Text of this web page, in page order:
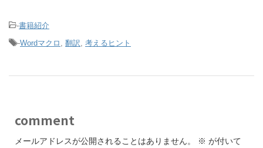
-書籍紹介
-Wordマクロ 翻訳 考えるヒント
comment
メールアドレスが公開されることはありません。 ※ が付いて